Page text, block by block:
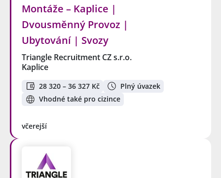
Montáže – Kaplice |
Dvousměnný Provoz |
Ubytování | Svozy
Triangle Recruitment CZ s.r.o.
Kaplice
28 320 – 36 327 Kč
Plný úvazek
Vhodné také pro cizince
včerejší